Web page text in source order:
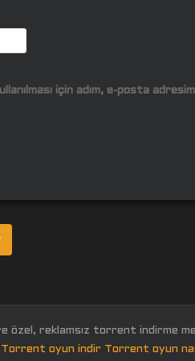
için adım, e-posta
özel, reklamsız torrent indirme
Torrent oyun indir Torrent oyun